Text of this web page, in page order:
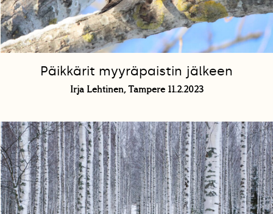
Päikkärit myyräpaistin jälkeen
Irja Lehtinen, Tampere 11.2.2023